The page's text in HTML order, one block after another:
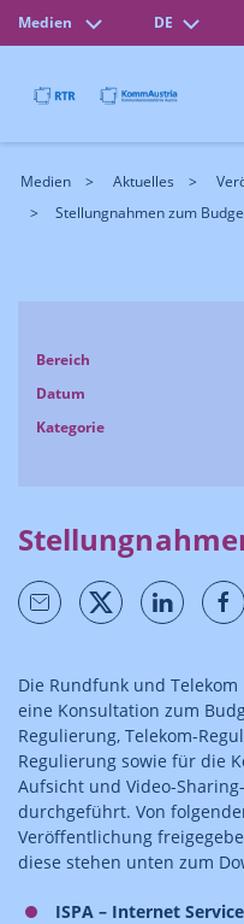
Medien DE
Medien Aktuelles
Stellungnahmen zum
Bereich
Datum
Kategorie
Die Rundfunk und Telekom
eine Konsultation zum
Regulierung, Telekom-
Regulierung sowie für die
Aufsicht und Video-
durchgeführt. Von
Veröffentlichung
diese stehen unten zum
ISPA – Internet